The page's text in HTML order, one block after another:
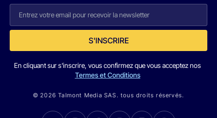
S'INSCRIRE
En cliquant sur s'inscrire, vous confirmez que vous acceptez nos
Termes et Conditions
© 2026 Talmont Media SAS. tous droits réservés.